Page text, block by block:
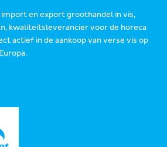
import en export groothandel in vis,
kwaliteitsleverancier voor de horeca
actief in de aankoop van verse vis op